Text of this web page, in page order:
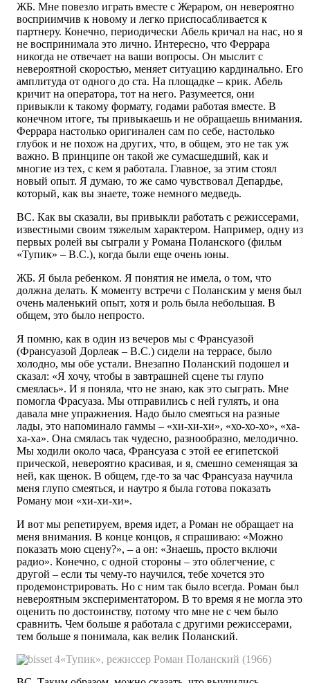
ЖБ. Мне повезло играть вместе с Жераром, он невероятно
восприимчив к новому и легко приспосабливается к
партнеру. Конечно, периодически Абель кричал на нас, но я
не воспринимала это лично. Интересно, что Феррара
никогда не отвечает на ваши вопросы. Он мыслит с
невероятной скоростью, меняет ситуацию кардинально. Его
амплитуда от одного до ста. На площадке – крик. Абель
кричит на оператора, тот на него. Разумеется, они
привыкли к такому формату, годами работая вместе. В
конечном итоге, ты привыкаешь и не обращаешь внимания.
Феррара настолько оригинален сам по себе, настолько
глубок и не похож на других, что, в общем, это не так уж
важно. В принципе он такой же сумасшедший, как и
многие из тех, с кем я работала. Главное, за этим стоял
новый опыт. Я думаю, то же само чувствовал Депардье,
который, как вы знаете, тоже немного медведь.
ВС. Как вы сказали, вы привыкли работать с режиссерами,
известными своим тяжелым характером. Например, одну из
первых ролей вы сыграли у Романа Поланского (фильм
«Тупик» – В.С.), когда были еще очень юны.
ЖБ. Я была ребенком. Я понятия не имела, о том, что
должна делать. К моменту встречи с Поланским у меня был
очень маленький опыт, хотя и роль была небольшая. В
общем, это было непросто.
Я помню, как в один из вечеров мы с Франсуазой
(Франсуазой Дорлеак – В.С.) сидели на террасе, было
холодно, мы обе устали. Внезапно Поланский подошел и
сказал: «Я хочу, чтобы в завтрашней сцене ты глупо
смеялась». И я поняла, что не знаю, как это сыграть. Мне
помогла Фрасуаза. Мы отправились с ней гулять, и она
давала мне упражнения. Надо было смеяться на разные
лады, это напоминало гаммы – «хи-хи-хи», «хо-хо-хо», «ха-
ха-ха». Она смялась так чудесно, разнообразно, мелодично.
Мы ходили около часа, Франсуаза с этой ее египетской
прической, невероятно красивая, и я, смешно семенящая за
ней, как щенок. В общем, где-то за час Франсуаза научила
меня глупо смеяться, и наутро я была готова показать
Роману мои «хи-хи-хи».
И вот мы репетируем, время идет, а Роман не обращает на
меня внимания. В конце концов, я спрашиваю: «Можно
показать мою сцену?», – а он: «Знаешь, просто включи
радио». Конечно, с одной стороны – это облегчение, с
другой – если ты чему-то научился, тебе хочется это
продемонстрировать. Но с ним так было всегда. Роман был
невероятным экспериментатором. В то время я не могла это
оценить по достоинству, потому что мне не с чем было
сравнить. Чем больше я работала с другими режиссерами,
тем больше я понимала, как велик Поланский.
«Тупик», режиссер Роман Поланский (1966)